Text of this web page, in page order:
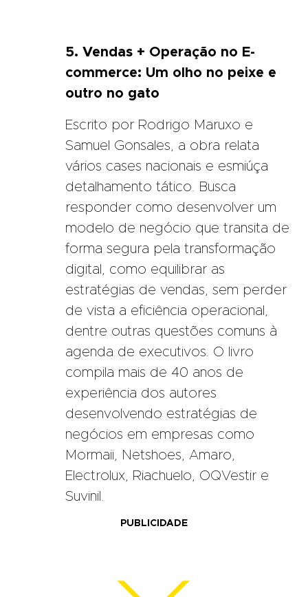
5. Vendas + Operação no E-
commerce: Um olho no peixe e
outro no gato
Escrito por Rodrigo Maruxo e
Samuel Gonsales, a obra relata
vários cases nacionais e esmiúça
detalhamento tático. Busca
responder como desenvolver um
modelo de negócio que transita de
forma segura pela transformação
digital, como equilibrar as
estratégias de vendas, sem perder
de vista a eficiência operacional,
dentre outras questões comuns à
agenda de executivos. O livro
compila mais de 40 anos de
experiência dos autores
desenvolvendo estratégias de
negócios em empresas como
Mormaii, Netshoes, Amaro,
Electrolux, Riachuelo, OQVestir e
Suvinil.
PUBLICIDADE